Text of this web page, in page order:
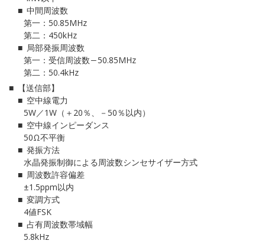
中間周波数
第一：50.85MHz
第二：450kHz
局部発振周波数
第一：受信周波数―50.85MHz
第二：50.4kHz
【送信部】
空中線電力
5W／1W（＋20％、－50％以内）
空中線インピーダンス
50Ω不平衡
発振方法
水晶発振制御による周波数シンセサイザー方式
周波数許容偏差
±1.5ppm以内
変調方式
4値FSK
占有周波数帯域幅
5.8kHz